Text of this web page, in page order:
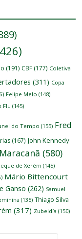
(191) CBF (177) Coletiva
(311) Copa
Felipe Melo (148)
Flu (145)
do Tempo (155) Fred
(167) John Kennedy
Maracanã (580)
de Xerém (145)
Mário Bittencourt
Ganso (262) Samuel
(135) Thiago Silva
(317) Zubeldía (150)